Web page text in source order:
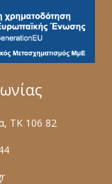
ΤΚ 106 82